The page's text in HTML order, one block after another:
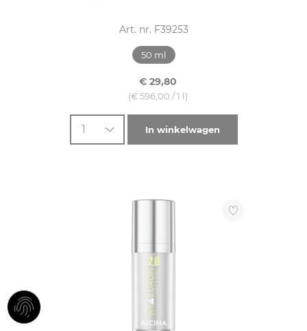
Art. nr. F39253
50 ml
€ 29,80
(€ 596,00 / 1 l)
1 In winkelwagen